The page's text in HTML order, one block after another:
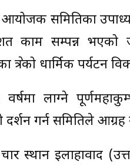
समितिका उपाध्यक्ष
काम सम्पन्न भएको
धार्मिक पर्यटन
लाग्ने
दर्शन गर्न समितिले
स्थान इलाहावाद